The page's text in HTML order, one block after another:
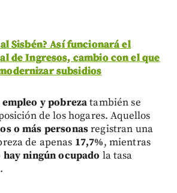
Sisbén? Así funcionará el
de Ingresos, cambio con el que
subsidios
empleo y pobrezatambién se
de los hogares. Aquellos
o más personasregistran una
de apenas 17,7%, mientras
hay ningún ocupado la tasa
.